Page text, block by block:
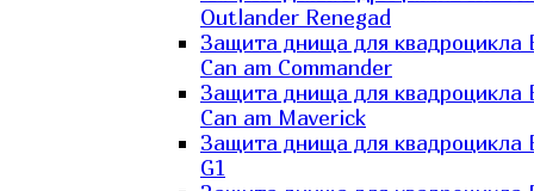
Outlander Renegad
Защита днища для квадроцикла
Can am Commander
Защита днища для квадроцикла
Can am Maverick
Защита днища для квадроцикла
G1